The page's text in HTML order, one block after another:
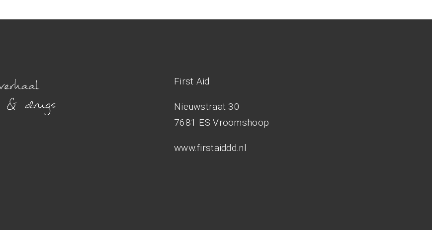
First Aid
Nieuwstraat 30
7681 ES Vroomshoop
www.firstaiddd.nl